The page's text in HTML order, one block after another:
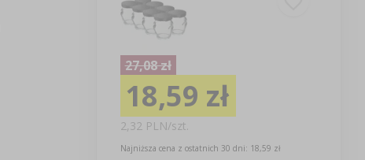
27,08 zł
18,59 zł
2,32 PLN/szt.
Najniższa cena z ostatnich 30 dni: 18,59 zł